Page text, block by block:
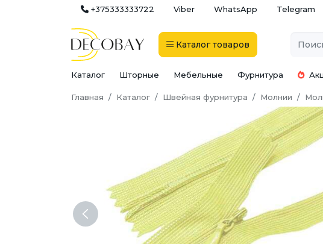
+375333333722 Viber WhatsApp Telegram
Каталог товаров
Каталог Шторные Мебельные Фурнитура
Главная Каталог Швейная фурнитура Молнии
Previous